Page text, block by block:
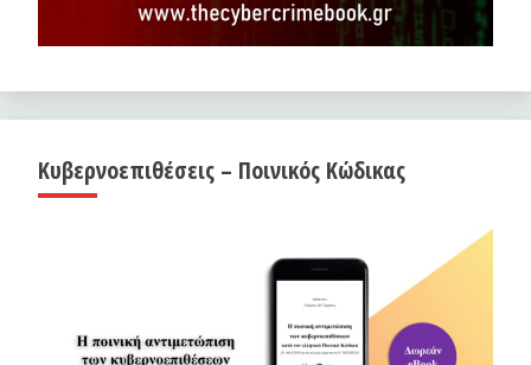
Κυβερνοεπιθέσεις – Ποινικός Κώδικας